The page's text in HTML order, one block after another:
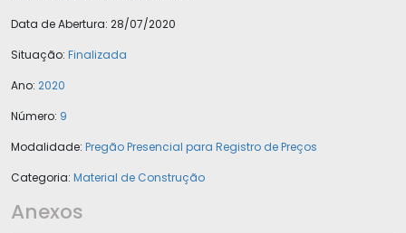
Data de Abertura: 28/07/2020
Situação: Finalizada
Ano: 2020
Número: 9
Modalidade: Pregão Presencial para Registro de Preços
Categoria: Material de Construção
Anexos